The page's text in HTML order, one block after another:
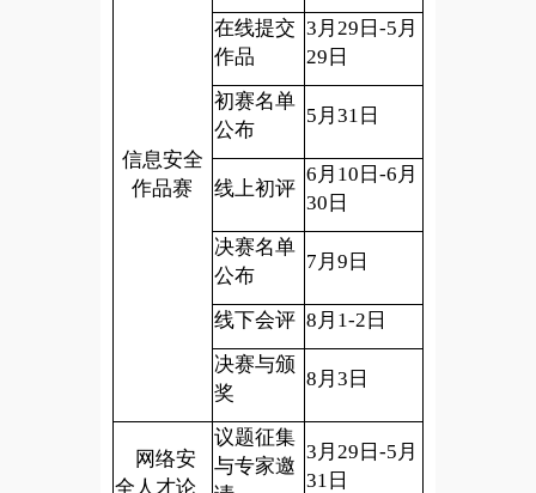
信息安全
作品赛
在线提交
作品
3 月29日-5月
29日
初赛名单
公布
5 月31日
线上初评
6 月10日-6月
30日
决赛名单
公布
7 月9日
线下会评 8 月1-2日
决赛与颁
奖
8 月3日
网络安
全人才论
议题征集
与专家邀
3 月29日-5月
31日